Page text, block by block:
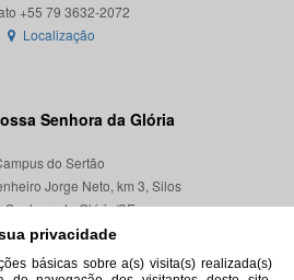
privacidade
básicas sobre a(s) visita(s) realizada(s)
Localização
Senhora da Glória
do Sertão
Jorge Neto, km 3, Silos
Senhora da Glória/SE
CEP 49680-000